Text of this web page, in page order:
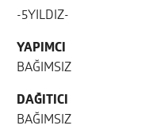
-5YILDIZ-
YAPIMCI
BAĞIMSIZ
DAĞITICI
BAĞIMSIZ